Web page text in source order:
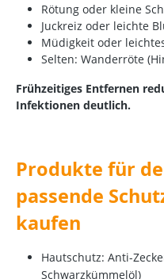
Rötung oder kleine
Juckreiz oder leichte
Müdigkeit oder
Selten: Wanderröte
Frühzeitiges Entfernen
Infektionen deutlich.
Produkte für
passende
kaufen
Hautschutz: Anti-
Schwarzkümmelöl)